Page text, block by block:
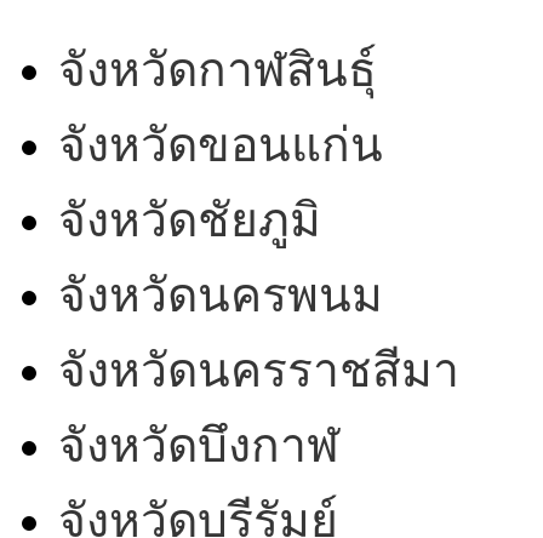
จังหวัดกาฬสินธุ์
จังหวัดขอนแก่น
จังหวัดชัยภูมิ
จังหวัดนครพนม
จังหวัดนครราชสีมา
จังหวัดบึงกาฬ
จังหวัดบุรีรัมย์